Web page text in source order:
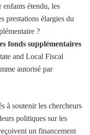
étendu, les
prestations élargies du
?
fonds supplémentaires
and Local Fiscal
autorisé par
à soutenir les chercheurs
politiques sur les
un financement